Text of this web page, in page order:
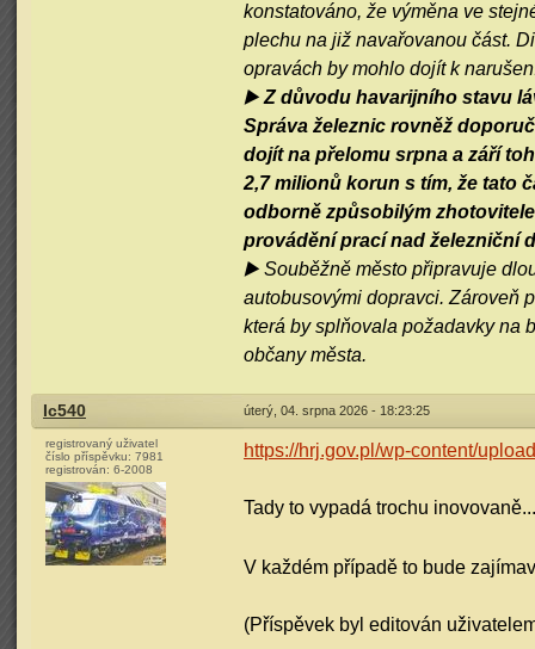
konstatováno, že výměna ve
plechu na již navařovanou část.
opravách by mohlo dojít k
▶️ Z důvodu havarijního stavu
Správa železnic rovněž
dojít na přelomu srpna a září
2,7 milionů korun s tím, že tato
odborně způsobilým
provádění prací nad železniční
▶️ Souběžně město připravuje
autobusovými dopravci. Zároveň
která by splňovala požadavky na
občany města.
Ic540 úterý, 04. srpna 2026 - 18:23:25
registrovaný uživatel
číslo příspěvku: 7981
registrován: 6-2008
https://hrj.gov.pl/wp-content/
Tady to vypadá trochu inovovaně...
V každém případě to bude
(Příspěvek byl editován